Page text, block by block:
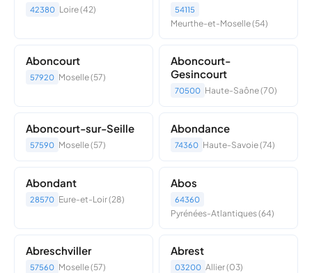
42380 Loire (42) 54115
Meurthe-et-Moselle (54)
Aboncourt
57920 Moselle (57)
Aboncourt-
Gesincourt
70500 Haute-Saône (70)
Aboncourt-sur-Seille
57590 Moselle (57)
Abondance
74360 Haute-Savoie (74)
Abondant
28570 Eure-et-Loir (28)
Abos
64360
Pyrénées-Atlantiques (64)
Abreschviller
57560 Moselle (57)
Abrest
03200 Allier (03)